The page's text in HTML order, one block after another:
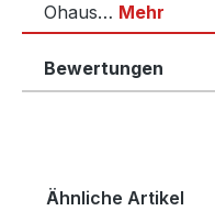
Ohaus… Mehr
Bewertungen
Produktgalerie
Ähnliche Artikel